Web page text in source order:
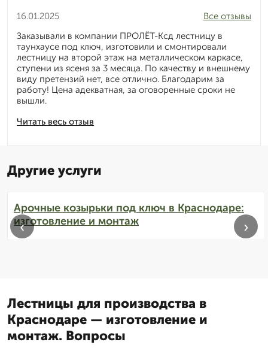
16.01.2025
Читать весь отзыв
Все отзывы
Заказывали в компании ПРОЛЁТ-Ксд лестницу в
таунхаусе под ключ, изготовили и смонтировали
лестницу на второй этаж на металлическом каркасе,
ступени из ясеня за 3 месяца. По качеству и внешнему
виду претензий нет, все отлично. Благодарим за
работу! Цена адекватная, за оговоренные сроки не
вышли.
Другие услуги
Арочные козырьки под ключ в Краснодаре:
изготовление и монтаж
‹ ›
Лестницы для производства в
Краснодаре — изготовление и
монтаж. Вопросы